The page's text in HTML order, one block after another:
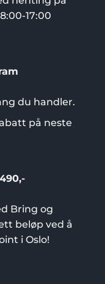
17:00
du handler.
på neste
Bring og
beløp ved å
i Oslo!